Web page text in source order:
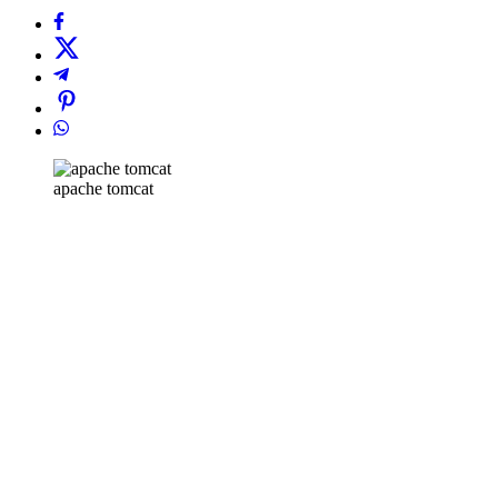
apache tomcat